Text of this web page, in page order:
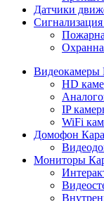
Датчики
Видеокамеры
HD
IP
WiFi
Домофон
Мониторы